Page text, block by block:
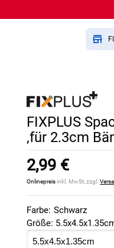
FIXPLUS
,für 2.3cm
2,99 €
Onlinepreisinkl. MwSt, zzgl.
Farbe: Schwarz
Größe: